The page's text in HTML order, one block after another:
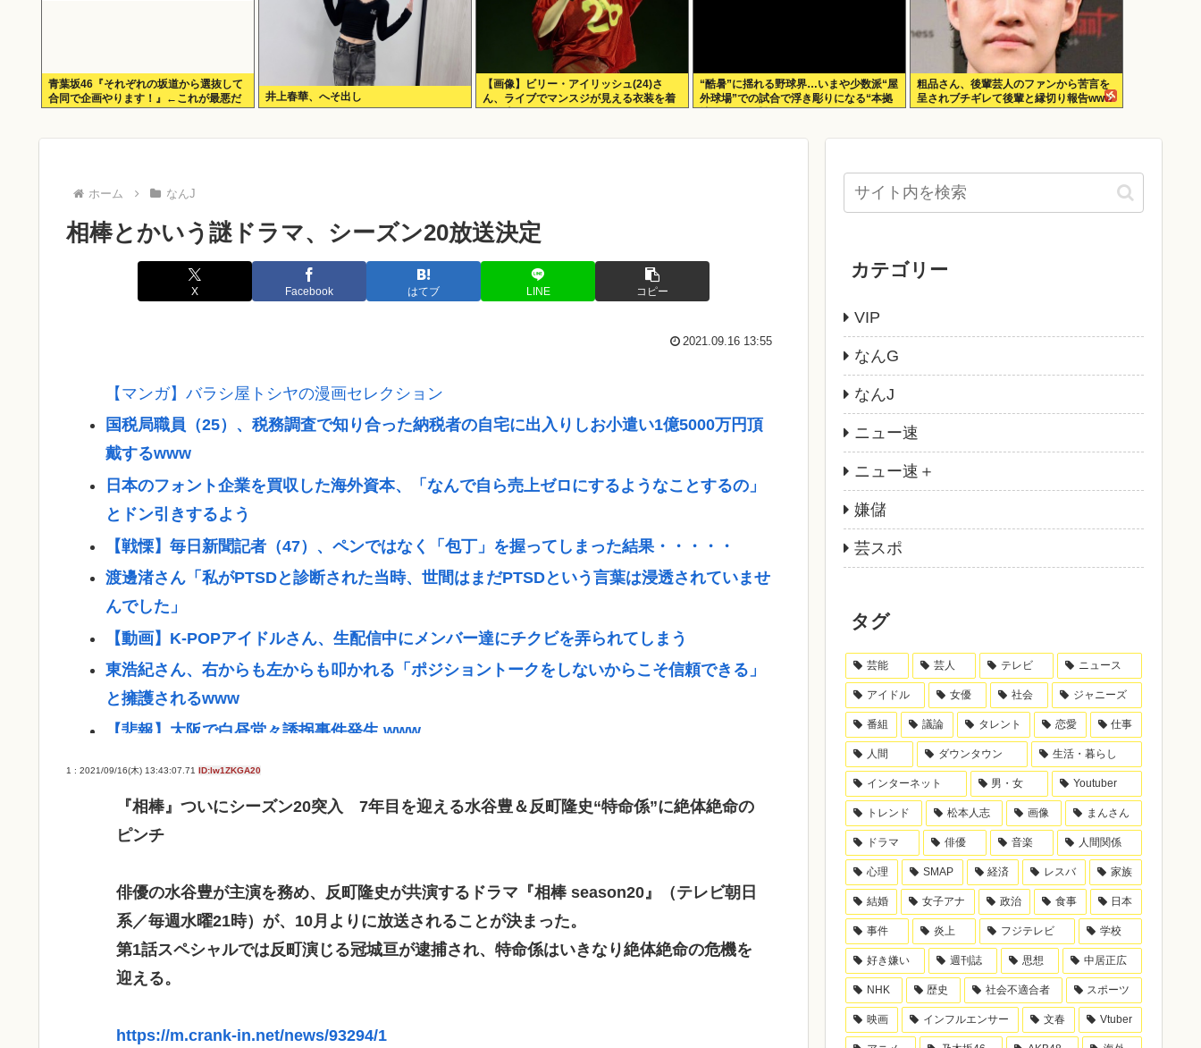
青葉坂46『それぞれの坂道から選抜して
合同で企画やります！』←これが最悪だ
よな
井上春華、へそ出し
【画像】ビリー・アイリッシュ(24)さ
ん、ライブでマンスジが見える衣装を着
て炎上
“酷暑”に揺れる野球界…いまや少数派“屋
外球場”での試合で浮き彫りになる“本拠
地がドーム球場”チームのデメリット
粗品さん、後輩芸人のファンから苦言を
呈されブチギレて後輩と縁切り報告www
ホーム なんJ
相棒とかいう謎ドラマ、シーズン20放送決定
X Facebook はてブ LINE コピー
2021.09.16 13:55
【マンガ】バラシ屋トシヤの漫画セレクション
国税局職員（25）、税務調査で知り合った納税者の自宅に出入りしお小遣い1億5000万円頂
戴するwww
日本のフォント企業を買収した海外資本、「なんで自ら売上ゼロにするようなことするの」
とドン引きするよう
【戦慄】毎日新聞記者（47）、ペンではなく「包丁」を握ってしまった結果・・・・・
渡邊渚さん「私がPTSDと診断された当時、世間はまだPTSDという言葉は浸透されていませ
んでした」
【動画】K-POPアイドルさん、生配信中にメンバー達にチクビを弄られてしまう
東浩紀さん、右からも左からも叩かれる「ポジショントークをしないからこそ信頼できる」
と擁護されるwww
【悲報】大阪で白昼堂々誘拐事件発生 www
国税 ギャンブル脱税パパ活etc..「こんなことでは国民の信用がなくなってしまう」
【九州名物】鶏刺し食べた医師、全身麻痺へ…「死んだほうが良かった」
京大病院、脳腫瘍摘出手術で誤って腫瘍の無い部位を摘出 脳幹など損傷受け植物状態に
イチローの晩年(2011-2019)の成績、流石に擁護できないwww
『ヤニねこ』新海誠、水島努、綾辻行人らクリエイターが絶賛 過激描写はBPOでも議論に
避難所地獄と化す「ずっと同じ食べ物&断水でトイレ流せず悪臭&床に直接就寝&コロナ感
染」
1 : 2021/09/16(木) 13:43:07.71 ID:lw1ZKGA20
『相棒』ついにシーズン20突入 7年目を迎える水谷豊＆反町隆史“特命係”に絶体絶命の
ピンチ
俳優の水谷豊が主演を務め、反町隆史が共演するドラマ『相棒 season20』（テレビ朝日
系／毎週水曜21時）が、10月よりに放送されることが決まった。
第1話スペシャルでは反町演じる冠城亘が逮捕され、特命係はいきなり絶体絶命の危機を
迎える。
https://m.crank-in.net/news/93294/1
カテゴリー
VIP
なんG
なんJ
ニュー速
ニュー速＋
嫌儲
芸スポ
タグ
芸能 芸人 テレビ ニュース
アイドル 女優 社会 ジャニーズ
番組 議論 タレント 恋愛 仕事
人間 ダウンタウン 生活・暮らし
インターネット 男・女 Youtuber
トレンド 松本人志 画像 まんさん
ドラマ 俳優 音楽 人間関係
心理 SMAP 経済 レスバ 家族
結婚 女子アナ 政治 食事 日本
事件 炎上 フジテレビ 学校
好き嫌い 週刊誌 思想 中居正広
NHK 歴史 社会不適合者 スポーツ
映画 インフルエンサー 文春 Vtuber